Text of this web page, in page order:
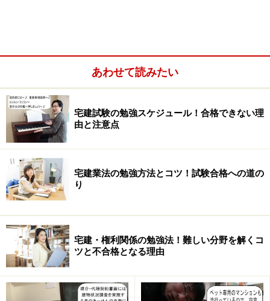
た、商業地は昨年の横ばいから上昇に転じ、工業地
は昨年の下落から横ばいに転じた。
三大都市圏をみると、住宅地はほぼ前年なみの小幅
な上昇を示し、商業地は総じて上昇基調を強めてい
る。また、工業地は東京圏で上昇基調を強め、大阪
あわせて読みたい
宅建試験の勉強スケジュール！合格できない理
由と注意点
宅建業法の勉強方法とコツ！試験合格への道の
り
宅建・権利関係の勉強法！難しい分野を解くコ
ツと不合格となる理由